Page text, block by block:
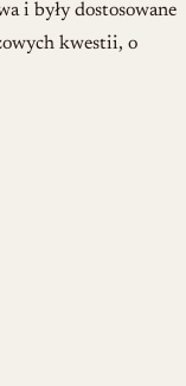
i były dostosowane
kwestii, o